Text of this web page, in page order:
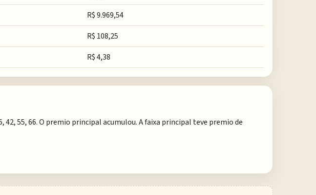
R$ 9.969,54
R$ 108,25
R$ 4,38
55, 66. O premio principal acumulou. A faixa principal teve premio de